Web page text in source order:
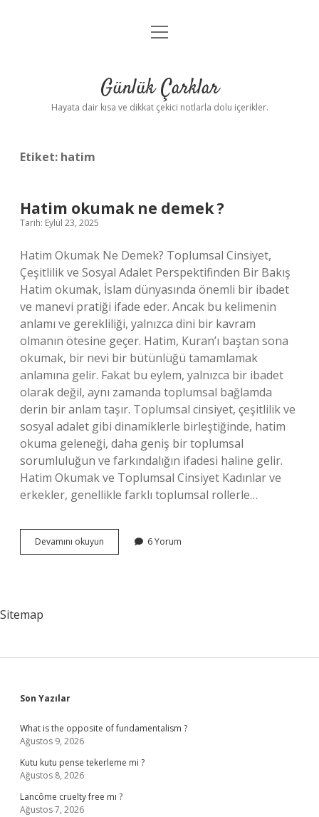
Anasayfa
Yasal Uyarı
menüyü
Günlük Çarklar
Hayata dair kısa ve dikkat çekici notlarla dolu içerikler.
Etiket: hatim
Hatim okumak ne demek ?
Tarih: Eylül 23, 2025
Hatim Okumak Ne Demek? Toplumsal Cinsiyet,
Çeşitlilik ve Sosyal Adalet Perspektifinden Bir Bakış
Hatim okumak, İslam dünyasında önemli bir ibadet
ve manevi pratiği ifade eder. Ancak bu kelimenin
anlamı ve gerekliliği, yalnızca dini bir kavram
olmanın ötesine geçer. Hatim, Kuran’ı baştan sona
okumak, bir nevi bir bütünlüğü tamamlamak
anlamına gelir. Fakat bu eylem, yalnızca bir ibadet
olarak değil, aynı zamanda toplumsal bağlamda
derin bir anlam taşır. Toplumsal cinsiyet, çeşitlilik ve
sosyal adalet gibi dinamiklerle birleştiğinde, hatim
okuma geleneği, daha geniş bir toplumsal
sorumluluğun ve farkındalığın ifadesi haline gelir.
Hatim Okumak ve Toplumsal Cinsiyet Kadınlar ve
erkekler, genellikle farklı toplumsal rollerle…
Devamını okuyun
okumak
6 Yorum
Sitemap
Sidebar
Son Yazılar
What is the opposite of fundamentalism ?
Ağustos 9, 2026
Kutu kutu pense tekerleme mi ?
Ağustos 8, 2026
Lancôme cruelty free mı ?
Ağustos 7, 2026